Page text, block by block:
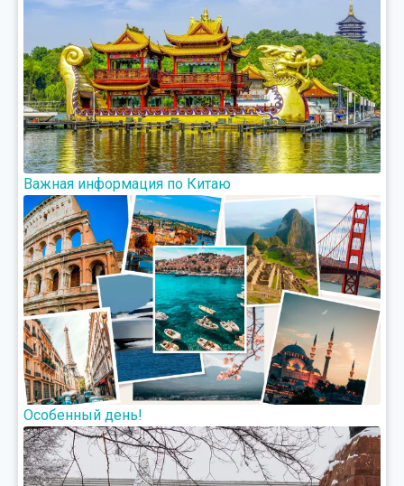
Важная информация по Китаю
Особенный день!